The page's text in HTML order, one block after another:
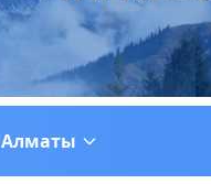
Алматы